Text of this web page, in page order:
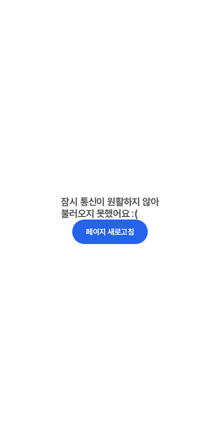
잠시 통신이 원활하지 않아
불러오지 못했어요 :(
페이지 새로고침